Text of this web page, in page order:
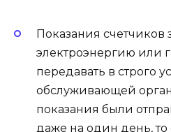
Показания счетчиков
электроэнергию или
передавать в строго
обслуживающей
показания были
даже на один день, то